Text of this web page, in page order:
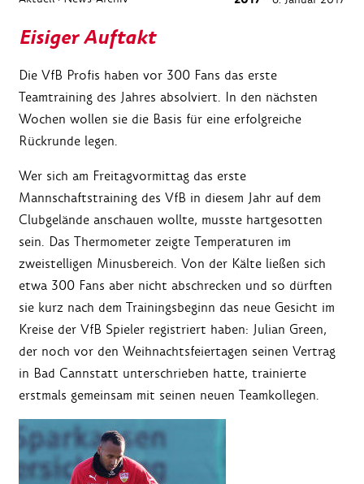
Eisiger Auftakt
Die VfB Profis haben vor 300 Fans das erste
Teamtraining des Jahres absolviert. In den nächsten
Wochen wollen sie die Basis für eine erfolgreiche
Rückrunde legen.
Wer sich am Freitagvormittag das erste
Mannschaftstraining des VfB in diesem Jahr auf dem
Clubgelände anschauen wollte, musste hartgesotten
sein. Das Thermometer zeigte Temperaturen im
zweistelligen Minusbereich. Von der Kälte ließen sich
etwa 300 Fans aber nicht abschrecken und so dürften
sie kurz nach dem Trainingsbeginn das neue Gesicht im
Kreise der VfB Spieler registriert haben: Julian Green,
der noch vor den Weihnachtsfeiertagen seinen Vertrag
in Bad Cannstatt unterschrieben hatte, trainierte
erstmals gemeinsam mit seinen neuen Teamkollegen.